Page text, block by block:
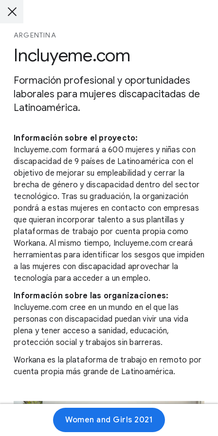
ARGENTINA
Incluyeme.com
Formación profesional y oportunidades
laborales para mujeres discapacitadas de
Latinoamérica.
Información sobre el proyecto:
Incluyeme.com formará a 600 mujeres y niñas con
discapacidad de 9 países de Latinoamérica con el
objetivo de mejorar su empleabilidad y cerrar la
brecha de género y discapacidad dentro del sector
tecnológico. Tras su graduación, la organización
pondrá a estas mujeres en contacto con empresas
que quieran incorporar talento a sus plantillas y
plataformas de trabajo por cuenta propia como
Workana. Al mismo tiempo, Incluyeme.com creará
herramientas para identificar los sesgos que impiden
a las mujeres con discapacidad aprovechar la
tecnología para acceder a un empleo.
Información sobre las organizaciones:
Incluyeme.com cree en un mundo en el que las
personas con discapacidad puedan vivir una vida
plena y tener acceso a sanidad, educación,
protección social y trabajos sin barreras.
Workana es la plataforma de trabajo en remoto por
cuenta propia más grande de Latinoamérica.
Women and Girls 2021